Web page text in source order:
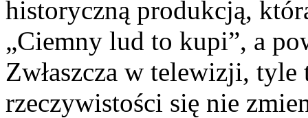
historyczną produkcją,
„Ciemny lud to kupi”, a
Zwłaszcza w telewizji,
rzeczywistości się nie